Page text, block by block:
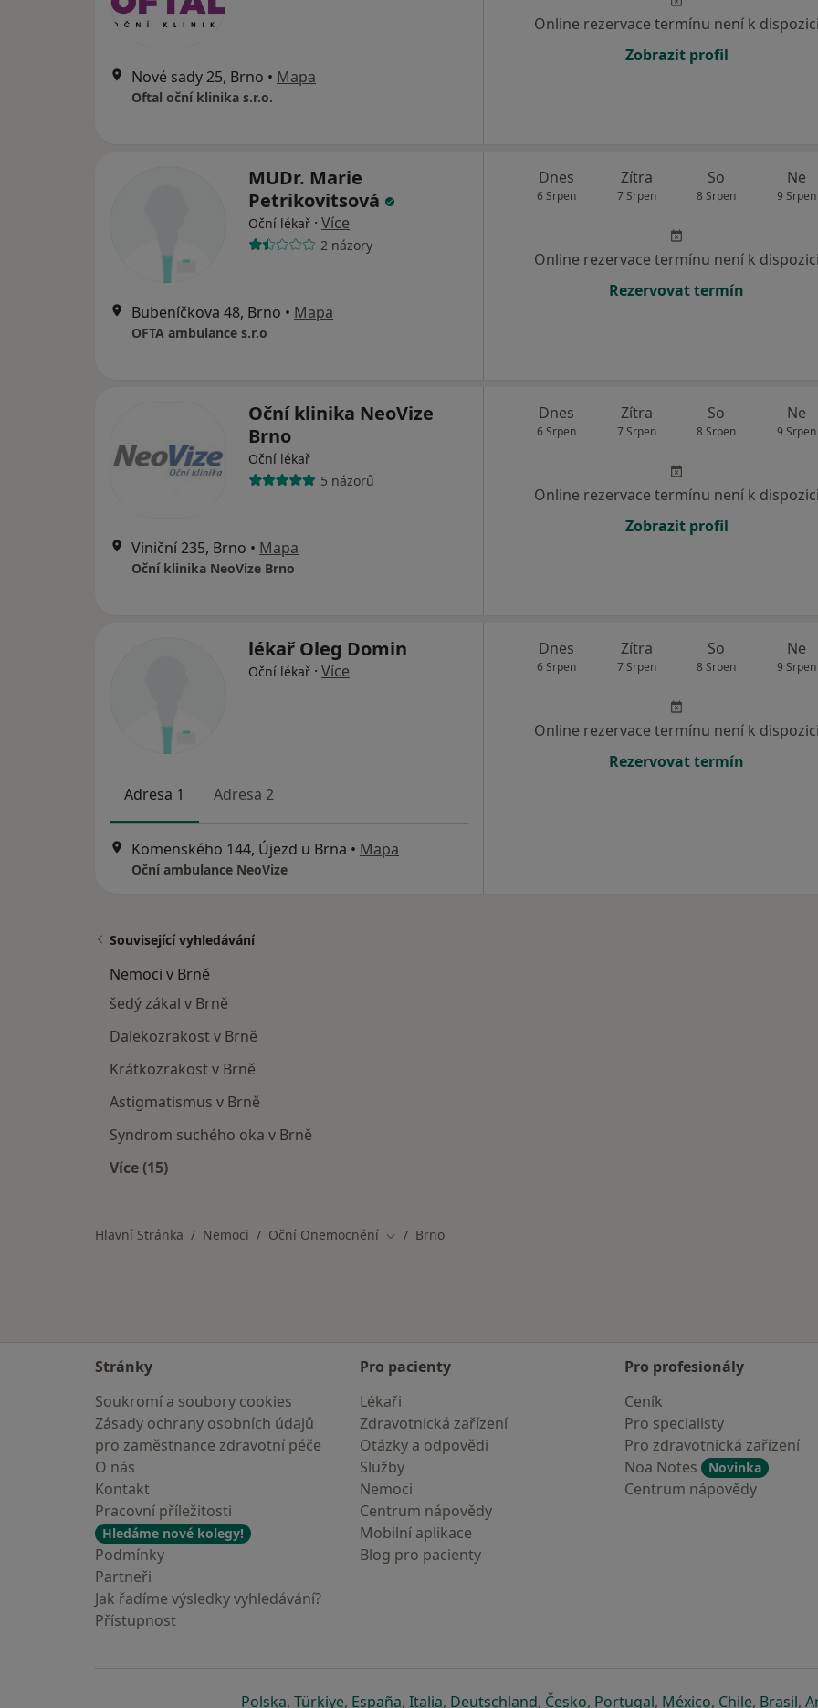
Nové sady 25, Brno • Mapa
Oftal oční klinika s.r.o.
Online rezervace termínu není k dispozici
Zobrazit profil
MUDr. Marie
Petrikovitsová
Oční lékař · Více
2 názory
Bubeníčkova 48, Brno • Mapa
OFTA ambulance s.r.o
Dnes
6 Srpen
Zítra
7 Srpen
So
8 Srpen
Ne
9 Srpen
Online rezervace termínu není k dispozici
Rezervovat termín
Oční klinika NeoVize
Brno
Oční lékař
5 názorů
Viniční 235, Brno • Mapa
Oční klinika NeoVize Brno
Dnes
6 Srpen
Zítra
7 Srpen
So
8 Srpen
Ne
9 Srpen
Online rezervace termínu není k dispozici
Zobrazit profil
lékař Oleg Domin
Oční lékař · Více
Adresa 1 Adresa 2
Komenského 144, Újezd u Brna • Mapa
Oční ambulance NeoVize
Dnes
6 Srpen
Zítra
7 Srpen
So
8 Srpen
Ne
9 Srpen
Online rezervace termínu není k dispozici
Rezervovat termín
Související vyhledávání
Nemoci v Brně
šedý zákal v Brně
Dalekozrakost v Brně
Krátkozrakost v Brně
Astigmatismus v Brně
Syndrom suchého oka v Brně
Více (15)
Hlavní Stránka Nemoci Oční Onemocnění Změna města
Brno
Stránky
Soukromí a soubory cookies
Zásady ochrany osobních údajů
pro zaměstnance zdravotní péče
O nás
Kontakt
Pracovní příležitosti
Hledáme nové kolegy!
Podmínky
Partneři
Jak řadíme výsledky vyhledávání?
Přístupnost
Pro pacienty
Lékaři
Zdravotnická zařízení
Otázky a odpovědi
Služby
Nemoci
Centrum nápovědy
Mobilní aplikace
Blog pro pacienty
Pro profesionály
Ceník
Pro specialisty
Pro zdravotnická zařízení
Noa Notes
Novinka
Centrum nápovědy
Polskase otevře v nové záložce
, Türkiyese otevře v nové záložce
, Españase otevře v nové záložce
, Italiase otevře v nové záložce
, Deutschlandse otevře v nové záložce
, Českose otevře v nové záložce
, Portugalse otevře v nové
, Méxicose otevře v
, Chilese otevře
, Brasilse
,